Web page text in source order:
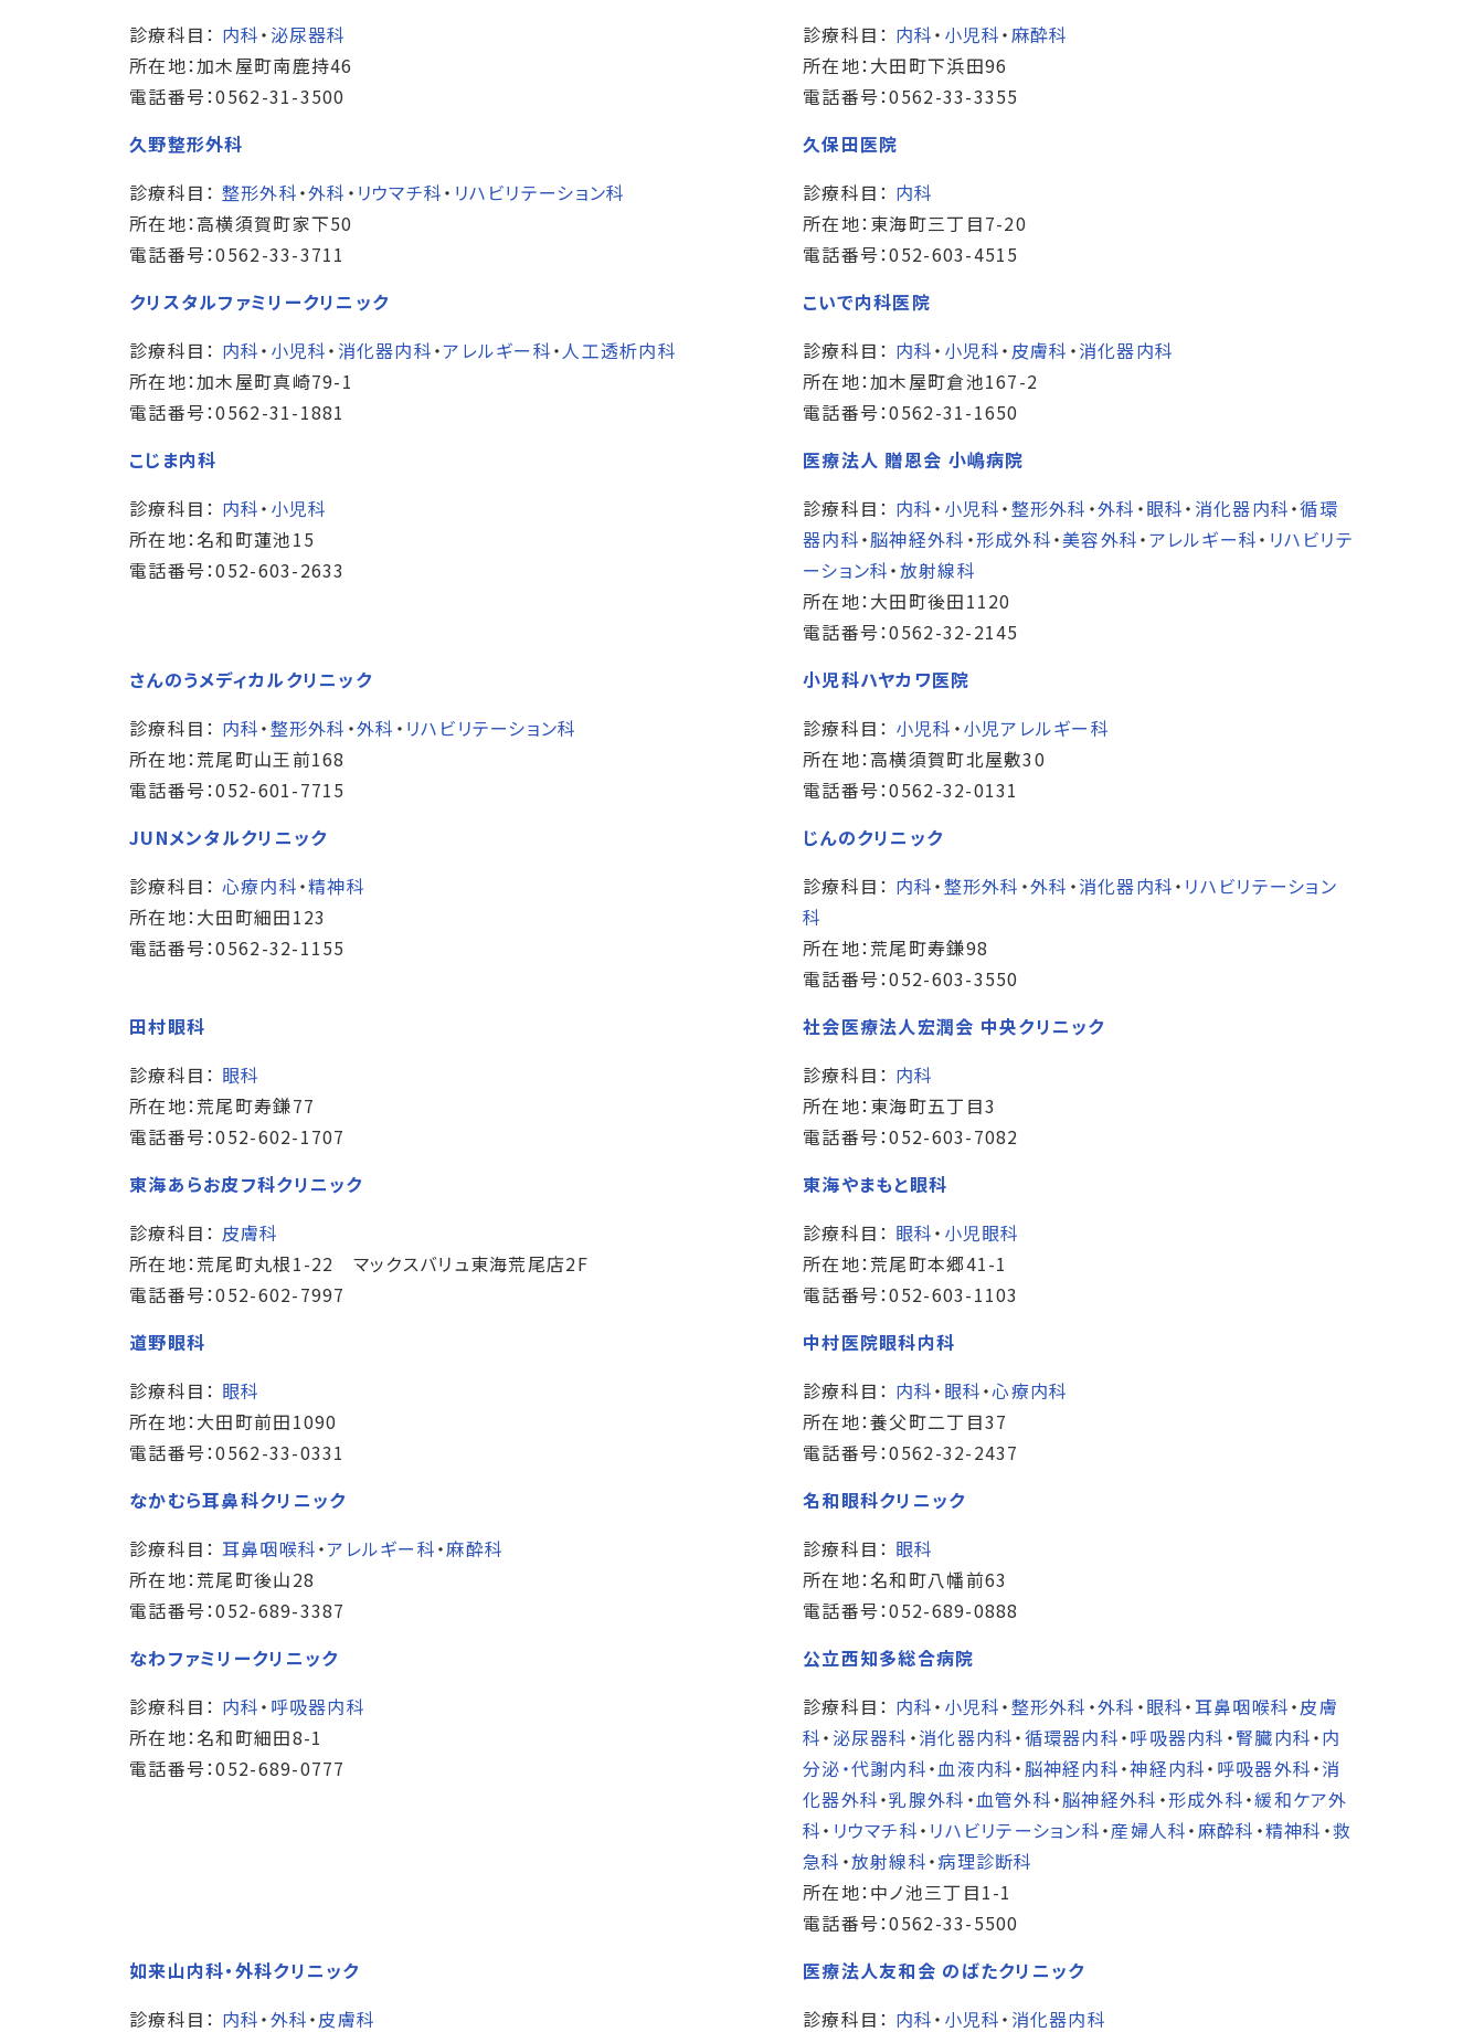
診療科目： 内科・ 泌尿器科
所在地：加木屋町南鹿持46
電話番号：0562-31-3500
診療科目： 内科・ 小児科・麻酔科
所在地：大田町下浜田96
電話番号：0562-33-3355
久野整形外科
診療科目： 整形外科・外科 ・ リウマチ科・ リハビリテーション科
所在地：高横須賀町家下50
電話番号：0562-33-3711
久保田医院
診療科目： 内科
所在地：東海町三丁目7-20
電話番号：052-603-4515
クリスタルファミリークリニック
診療科目： 内科・ 小児科・ 消化器内科・アレルギー科・人工透析内科
所在地：加木屋町真崎79-1
電話番号：0562-31-1881
こいで内科医院
診療科目： 内科・ 小児科・ 皮膚科 ・消化器内科
所在地：加木屋町倉池167-2
電話番号：0562-31-1650
こじま内科
診療科目： 内科・ 小児科
所在地：名和町蓮池15
電話番号：052-603-2633
医療法人 贈恩会 小嶋病院
診療科目： 内科・ 小児科・整形外科 ・外科 ・眼科・ 消化器内科・循環
器内科・脳神経外科 ・形成外科・美容外科・アレルギー科・ リハビリテ
ーション科・放射線科
所在地：大田町後田1120
電話番号：0562-32-2145
さんのうメディカルクリニック
診療科目： 内科・整形外科 ・外科 ・ リハビリテーション科
所在地：荒尾町山王前168
電話番号：052-601-7715
小児科ハヤカワ医院
診療科目： 小児科 ・小児アレルギー科
所在地：高横須賀町北屋敷30
電話番号：0562-32-0131
JUNメンタルクリニック
診療科目： 心療内科・精神科
所在地：大田町細田123
電話番号：0562-32-1155
じんのクリニック
診療科目： 内科・整形外科 ・外科 ・消化器内科・ リハビリテーション
科
所在地：荒尾町寿鎌98
電話番号：052-603-3550
田村眼科
診療科目： 眼科
所在地：荒尾町寿鎌77
電話番号：052-602-1707
社会医療法人宏潤会 中央クリニック
診療科目： 内科
所在地：東海町五丁目3
電話番号：052-603-7082
東海あらお皮フ科クリニック
診療科目： 皮膚科
所在地：荒尾町丸根1-22 マックスバリュ東海荒尾店2F
電話番号：052-602-7997
東海やまもと眼科
診療科目： 眼科・ 小児眼科
所在地：荒尾町本郷41-1
電話番号：052-603-1103
道野眼科
診療科目： 眼科
所在地：大田町前田1090
電話番号：0562-33-0331
中村医院眼科内科
診療科目： 内科・ 眼科・心療内科
所在地：養父町二丁目37
電話番号：0562-32-2437
なかむら耳鼻科クリニック
診療科目： 耳鼻咽喉科・アレルギー科・麻酔科
所在地：荒尾町後山28
電話番号：052-689-3387
名和眼科クリニック
診療科目： 眼科
所在地：名和町八幡前63
電話番号：052-689-0888
なわファミリークリニック
診療科目： 内科・ 呼吸器内科
所在地：名和町細田8-1
電話番号：052-689-0777
公立西知多総合病院
診療科目： 内科・ 小児科・整形外科 ・外科 ・眼科・耳鼻咽喉科・皮膚
科・ 泌尿器科 ・消化器内科・循環器内科・呼吸器内科 ・腎臓内科・内
分泌・代謝内科・血液内科・脳神経内科・神経内科・ 呼吸器外科・消
化器外科・乳腺外科 ・血管外科・脳神経外科 ・形成外科・緩和ケア外
科・ リウマチ科・ リハビリテーション科・産婦人科・麻酔科 ・精神科 ・救
急科 ・放射線科・病理診断科
所在地：中ノ池三丁目1-1
電話番号：0562-33-5500
如来山内科・外科クリニック
診療科目： 内科・外科・皮膚科
医療法人友和会 のばたクリニック
診療科目： 内科・ 小児科・ 消化器内科